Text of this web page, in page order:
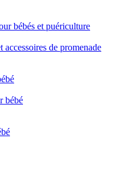
bébés et puériculture
accessoires de promenade
bébé